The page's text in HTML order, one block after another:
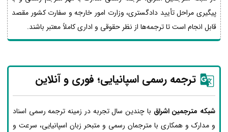
پیگیری مراحل تأیید دادگستری، وزارت امور خارجه و سفارت کشور مقصد
قابل انجام است تا ترجمه‌ها از نظر حقوقی و اداری کاملاً معتبر باشند.
ترجمه رسمی اسپانیایی؛ فوری و آنلاین
شبکه مترجمین اشراق با چندین سال تجربه در زمینه ترجمه رسمی اسناد
و مدارک و همکاری با مترجمان رسمی و متبحر زبان اسپانیایی، سرعت و